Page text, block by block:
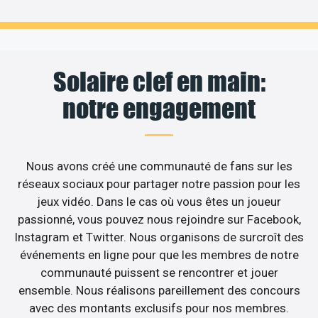
Solaire clef en main:
notre engagement
Nous avons créé une communauté de fans sur les
réseaux sociaux pour partager notre passion pour les
jeux vidéo. Dans le cas où vous êtes un joueur
passionné, vous pouvez nous rejoindre sur Facebook,
Instagram et Twitter. Nous organisons de surcroît des
événements en ligne pour que les membres de notre
communauté puissent se rencontrer et jouer
ensemble. Nous réalisons pareillement des concours
avec des montants exclusifs pour nos membres.